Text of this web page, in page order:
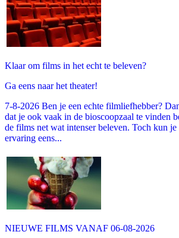
Klaar om films in het echt te beleven?
Ga eens naar het theater!
7-8-2026 Ben je een echte filmliefhebber?
dat je ook vaak in de bioscoopzaal te vinden
de films net wat intenser beleven. Toch kun je
ervaring eens...
NIEUWE FILMS VANAF 06-08-2026